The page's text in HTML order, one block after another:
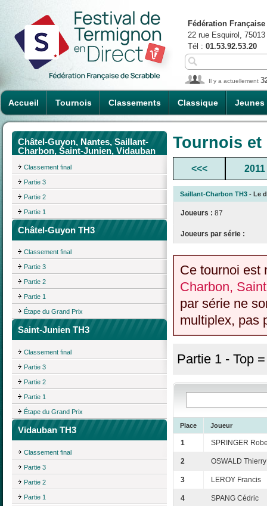
Accueil Tournois Classements Classique Jeunes
Fédération
22 rue Esquirol,
Tél : 01.53.92.53.20
Il y a actuellement
Châtel-Guyon, Nantes, Saillant-
Charbon, Saint-Junien, Vidauban
Classement final
Partie 3
Partie 2
Partie 1
Châtel-Guyon TH3
Classement final
Partie 3
Partie 2
Partie 1
Étape du Grand Prix
Saint-Junien TH3
Classement final
Partie 3
Partie 2
Partie 1
Étape du Grand Prix
Vidauban TH3
Classement final
Partie 3
Partie 2
Partie 1
Tournois
<<< 2011
Saillant-Charbon TH3 - Le
Joueurs : 87
Joueurs par série :
Ce tournoi est
Charbon,
par série ne
multiplex, pas
Partie 1 - Top
Place Joueur
1 SPRINGER
2 OSWALD Thierry
3 LEROY Francis
4 SPANG Cédric